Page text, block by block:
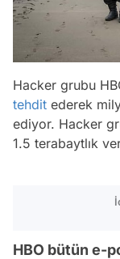
Hacker grubu
tehdit ederek
ediyor. Hacker
1.5 terabaytlık
HBO bütün e-